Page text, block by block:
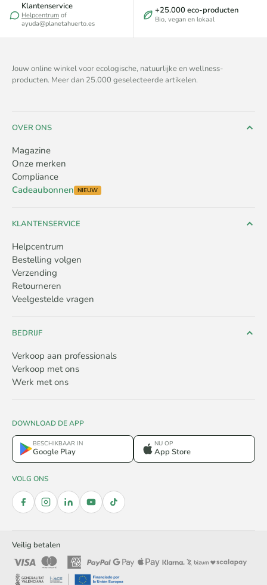
Klantenservice
Helpcentrum of
ayuda@planetahuerto.es
+25.000 eco-producten
Bio, vegan en lokaal
Jouw online winkel voor ecologische, natuurlijke en wellness-
producten. Meer dan 25.000 geselecteerde artikelen.
OVER ONS
Magazine
Onze merken
Compliance
Cadeaubonnen NIEUW
KLANTENSERVICE
Helpcentrum
Bestelling volgen
Verzending
Retourneren
Veelgestelde vragen
BEDRIJF
Verkoop aan professionals
Verkoop met ons
Werk met ons
DOWNLOAD DE APP
BESCHIKBAAR IN
Google Play
NU OP
App Store
VOLG ONS
Veilig betalen